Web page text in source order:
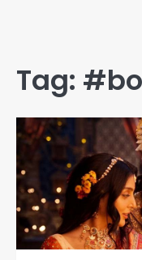
Tag: